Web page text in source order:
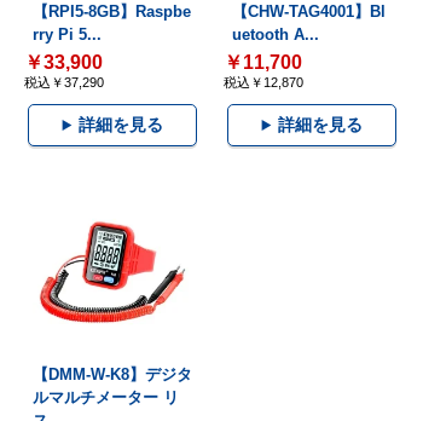
【RPI5-8GB】Raspbe
rry Pi 5...
￥33,900
税込￥37,290
詳細を見る
【CHW-TAG4001】Bl
uetooth A...
￥11,700
税込￥12,870
詳細を見る
【DMM-W-K8】デジタ
ルマルチメーター リ